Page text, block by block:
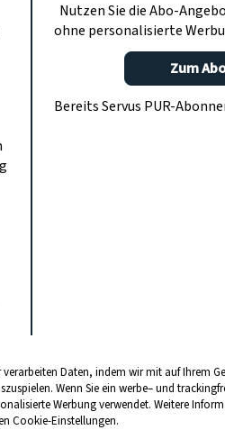
Nutzen Sie die Abo-
ohne personalisierte
Zum
Bereits Servus PUR-
verarbeiten Daten, indem wir mit auf Ihrem
Wenn Sie ein werbe– und
Werbung verwendet. Weitere
Cookie-Einstellungen.